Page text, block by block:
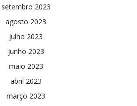
setembro 2023
agosto 2023
julho 2023
junho 2023
maio 2023
abril 2023
março 2023